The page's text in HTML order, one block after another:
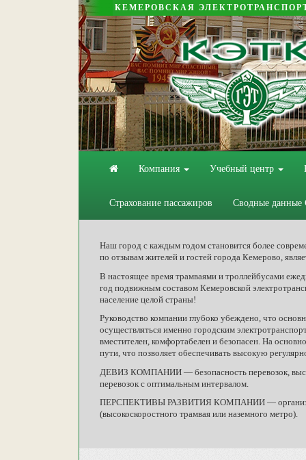
КЕМЕРОВСКАЯ
Компания Учебный центр
Страхование пассажиров Сводные
Наш город с каждым годом становится более
по отзывам жителей и гостей города Кемерово,
В настоящее время трамваями и троллейбусами
год подвижным составом Кемеровской
население целой страны!
Руководство компании глубоко убеждено, что
осуществляться именно городским
вместителен, комфортабелен и безопасен. На
пути, что позволяет обеспечивать высокую
ДЕВИЗ КОМПАНИИ — безопасность перевозок,
перевозок с оптимальным интервалом.
ПЕРСПЕКТИВЫ РАЗВИТИЯ КОМПАНИИ —
(высокоскоростного трамвая или наземного метро).